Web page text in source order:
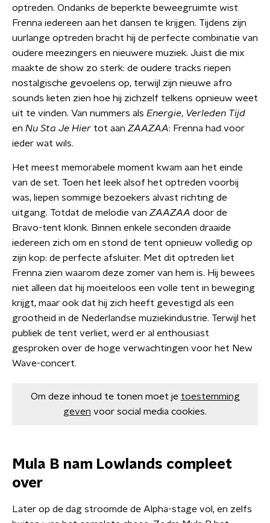
optreden. Ondanks de beperkte beweegruimte wist
Frenna iedereen aan het dansen te krijgen. Tijdens zijn
uurlange optreden bracht hij de perfecte combinatie van
oudere meezingers en nieuwere muziek. Juist die mix
maakte de show zo sterk: de oudere tracks riepen
nostalgische gevoelens op, terwijl zijn nieuwe afro
sounds lieten zien hoe hij zichzelf telkens opnieuw weet
uit te vinden. Van nummers als Energie, Verleden Tijd
en Nu Sta Je Hier tot aan ZAAZAA: Frenna had voor
ieder wat wils.
Het meest memorabele moment kwam aan het einde
van de set. Toen het leek alsof het optreden voorbij
was, liepen sommige bezoekers alvast richting de
uitgang. Totdat de melodie van ZAAZAA door de
Bravo-tent klonk. Binnen enkele seconden draaide
iedereen zich om en stond de tent opnieuw volledig op
zijn kop: de perfecte afsluiter. Met dit optreden liet
Frenna zien waarom deze zomer van hem is. Hij bewees
niet alleen dat hij moeiteloos een volle tent in beweging
krijgt, maar ook dat hij zich heeft gevestigd als een
grootheid in de Nederlandse muziekindustrie. Terwijl het
publiek de tent verliet, werd er al enthousiast
gesproken over de hoge verwachtingen voor het New
Wave-concert.
Om deze inhoud te tonen moet je toestemming
geven voor social media cookies.
Mula B nam Lowlands compleet
over
Later op de dag stroomde de Alpha-stage vol, en zelfs